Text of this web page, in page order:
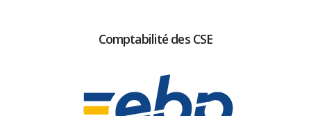
Comptabilité des CSE